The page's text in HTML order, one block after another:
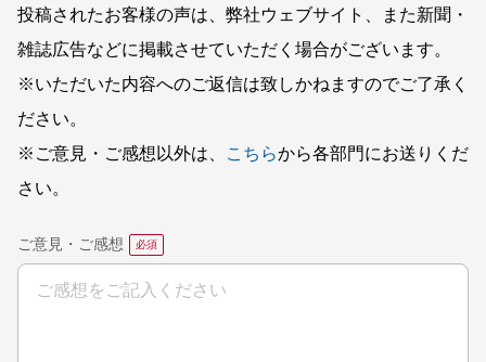
投稿されたお客様の声は、弊社ウェブサイト、また新聞・
雑誌広告などに掲載させていただく場合がございます。
※いただいた内容へのご返信は致しかねますのでご了承く
ださい。
※ご意見・ご感想以外は、
こちらから各部門にお送りくだ
さい。
ご意見・ご感想